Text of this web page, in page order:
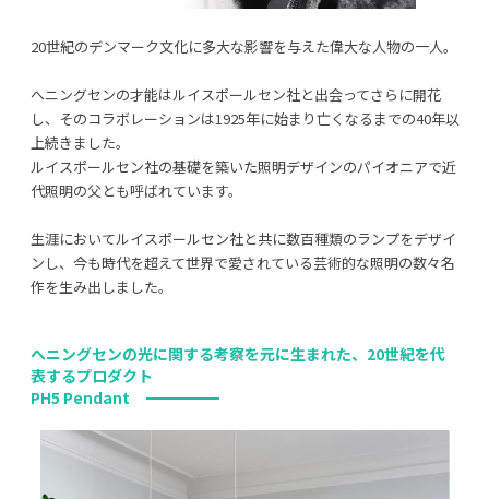
20世紀のデンマーク文化に多大な影響を与えた偉大な人物の一人。
へニングセンの才能はルイスポールセン社と出会ってさらに開花
し、そのコラボレーションは1925年に始まり亡くなるまでの40年以
上続きました。
ルイスポールセン社の基礎を築いた照明デザインのパイオニアで近
代照明の父とも呼ばれています。
生涯においてルイスポールセン社と共に数百種類のランプをデザイ
ンし、今も時代を超えて世界で愛されている芸術的な照明の数々名
作を生み出しました。
へニングセンの光に関する考察を元に生まれた、20世紀を代
表するプロダクト
PH5 Pendant